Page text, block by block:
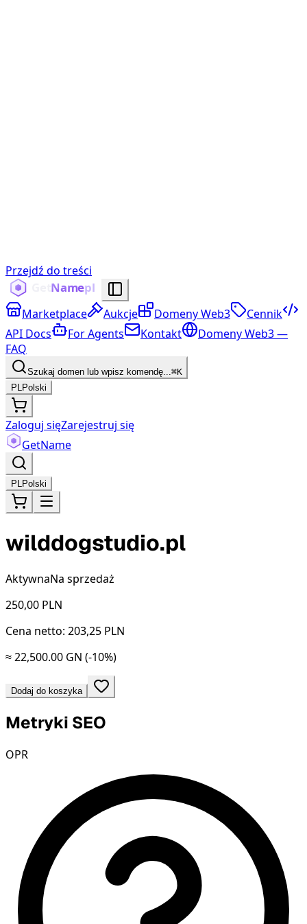
Przejdź do treści
Marketplace Aukcje Domeny Web3
Cennik
API Docs
For Agents Kontakt
Domeny Web3 —
FAQ
Szukaj domen lub wpisz komendę...⌘K
PLPolski
Zaloguj sięZarejestruj się
GetName
PLPolski
wilddogstudio.pl
AktywnaNa sprzedaż
250,00 PLN
Cena netto: 203,25 PLN
≈ 22,500.00 GN (-10%)
Dodaj do koszyka
Metryki SEO
OPR